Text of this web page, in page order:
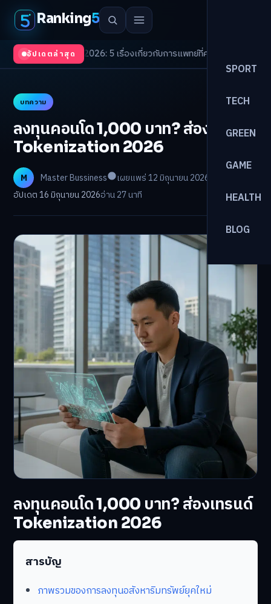
Ranking5
SPORT
TECH
GREEN
GAME
HEALTH
BLOG
อัปเดตล่าสุด
2026: 5 เรื่องเกี่ยวกับการแพทย์ที่ควรรู้/ดอกเบี้ยขาขึ้นรอบใหม่! จั
บทความ
ลงทุนคอนโด 1,000 บาท? ส่องเทรนด์
Tokenization 2026
M Master Bussiness
เผยแพร่ 12 มิถุนายน 2026
อัปเดต 16 มิถุนายน 2026อ่าน 27 นาที
ลงทุนคอนโด 1,000 บาท? ส่องเทรนด์
Tokenization 2026
สารบัญ
ภาพรวมของการลงทุนอสังหาริมทรัพย์ยุคใหม่